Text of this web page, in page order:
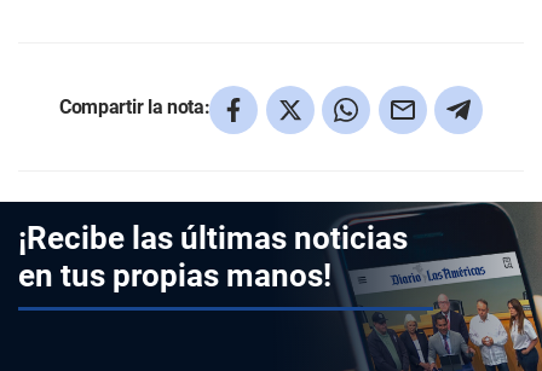
Compartir la nota:
¡Recibe las últimas noticias
en tus propias manos!